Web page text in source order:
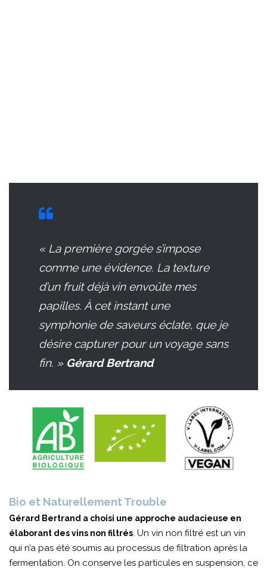
« La première gorgée s’impose
comme une évidence. La texture
d’un fruit déjà vin envoûte mes
papilles. À cet instant une
symphonie de saveurs éclate, que je
désire capturer pour un voyage sans
fin. » Gérard Bertrand
Bio et Naturellement Trouble
Gérard Bertrand a choisi une approche audacieuse en
élaborant des vins non filtrés. Un vin non filtré est un vin
qui n’a pas été soumis au processus de filtration après la
fermentation. On conserve les particules en suspension, ce